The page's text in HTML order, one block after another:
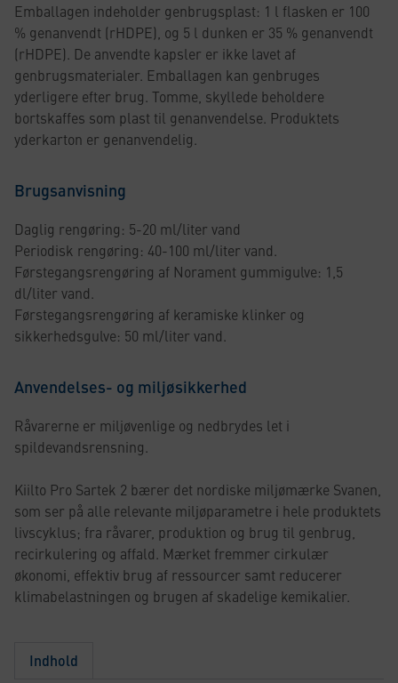
Emballagen indeholder genbrugsplast: 1 l flasken er 100
% genanvendt (rHDPE), og 5 l dunken er 35 % genanvendt
(rHDPE). De anvendte kapsler er ikke lavet af
genbrugsmaterialer. Emballagen kan genbruges
yderligere efter brug. Tomme, skyllede beholdere
bortskaffes som plast til genanvendelse. Produktets
yderkarton er genanvendelig.
Brugsanvisning
Daglig rengøring: 5-20 ml/liter vand
Periodisk rengøring: 40-100 ml/liter vand.
Førstegangsrengøring af Norament gummigulve: 1,5
dl/liter vand.
Førstegangsrengøring af keramiske klinker og
sikkerhedsgulve: 50 ml/liter vand.
Anvendelses- og miljøsikkerhed
Råvarerne er miljøvenlige og nedbrydes let i
spildevandsrensning.
Kiilto Pro Sartek 2 bærer det nordiske miljømærke Svanen,
som ser på alle relevante miljøparametre i hele produktets
livscyklus; fra råvarer, produktion og brug til genbrug,
recirkulering og affald. Mærket fremmer cirkulær
økonomi, effektiv brug af ressourcer samt reducerer
klimabelastningen og brugen af skadelige kemikalier.
Indhold